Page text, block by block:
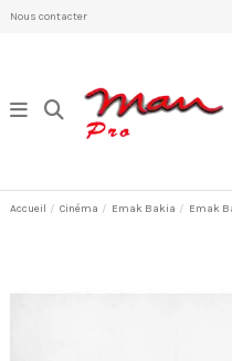
Nous contacter
Accueil Cinéma Emak Bakia Emak